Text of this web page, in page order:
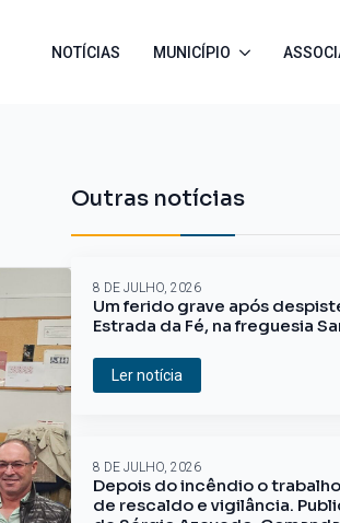
NOTÍCIAS MUNICÍPIO
Outras notícias
Um ferido grave após
Estrada da Fé, na freguesia
8 DE JULHO, 2026
Ler notícia
Depois do incêndio o
de rescaldo e vigilância.
8 DE JULHO, 2026